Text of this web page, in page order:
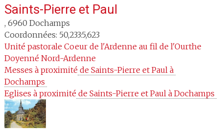
Saints-Pierre et Paul
, 6960 Dochamps
Coordonnées: 50,233:5,623
Unité pastorale Coeur de l'Ardenne au fil de l'Ourthe
Doyenné Nord-Ardenne
Messes à proximité de Saints-Pierre et Paul à
Dochamps
Eglises à proximité